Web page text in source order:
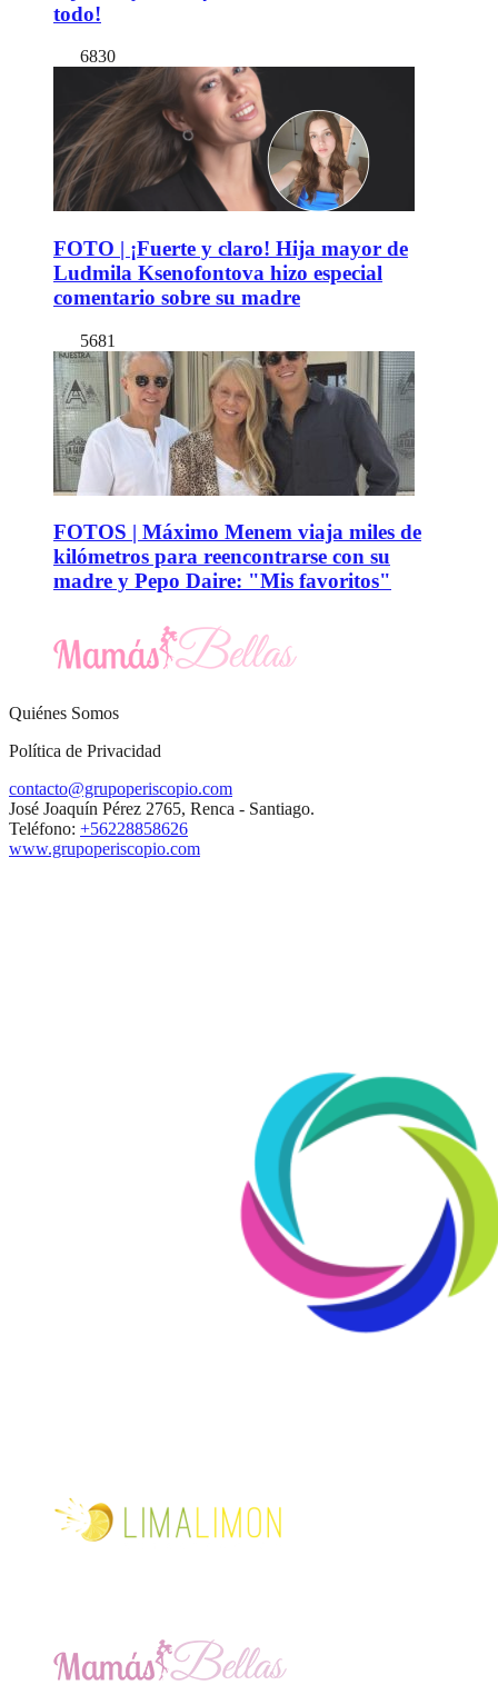
todo!
6830
FOTO | ¡Fuerte y claro! Hija mayor de
Ludmila Ksenofontova hizo especial
comentario sobre su madre
5681
FOTOS | Máximo Menem viaja miles de
kilómetros para reencontrarse con su
madre y Pepo Daire: "Mis favoritos"
Quiénes Somos
Política de Privacidad
contacto@grupoperiscopio.com
José Joaquín Pérez 2765, Renca - Santiago.
Teléfono: +56228858626
www.grupoperiscopio.com